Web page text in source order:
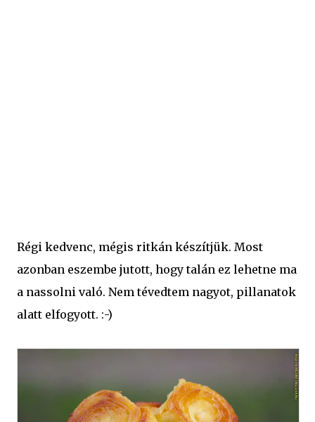
Régi kedvenc, mégis ritkán készítjük. Most
azonban eszembe jutott, hogy talán ez lehetne ma
a nassolni való. Nem tévedtem nagyot, pillanatok
alatt elfogyott. :-)